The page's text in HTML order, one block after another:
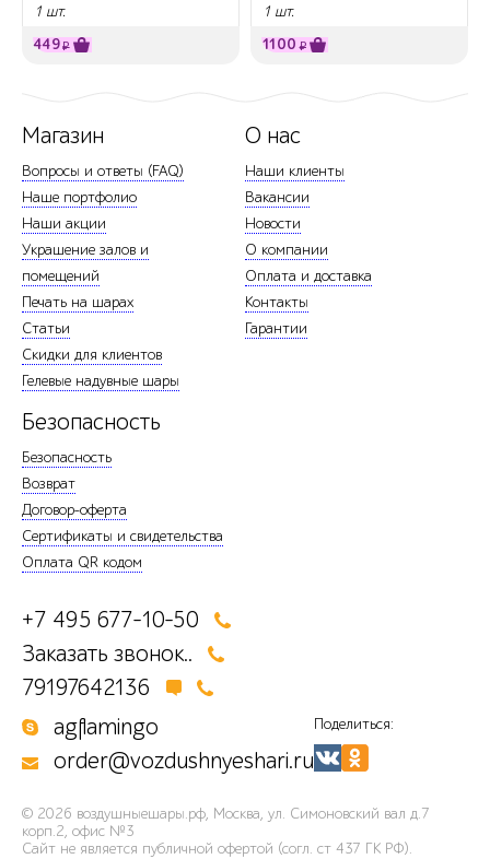
1 шт.
449₽
1 шт.
1100 ₽
Магазин
Вопросы и ответы (FAQ)
Наше портфолио
Наши акции
Украшение залов и
помещений
Печать на шарах
Статьи
Скидки для клиентов
Гелевые надувные шары
О нас
Наши клиенты
Вакансии
Новости
О компании
Оплата и доставка
Контакты
Гарантии
Безопасность
Безопасность
Возврат
Договор-оферта
Сертификаты и свидетельства
Оплата QR кодом
+7 495 677-10-50
Заказать звонок..
79197642136
agflamingo
order@vozdushnyeshari.ru
Поделиться:
© 2026 воздушныешары.рф, Москва, ул. Симоновский вал д.7
корп.2, офис №3
Сайт не является публичной офертой (согл. ст 437 ГК РФ).